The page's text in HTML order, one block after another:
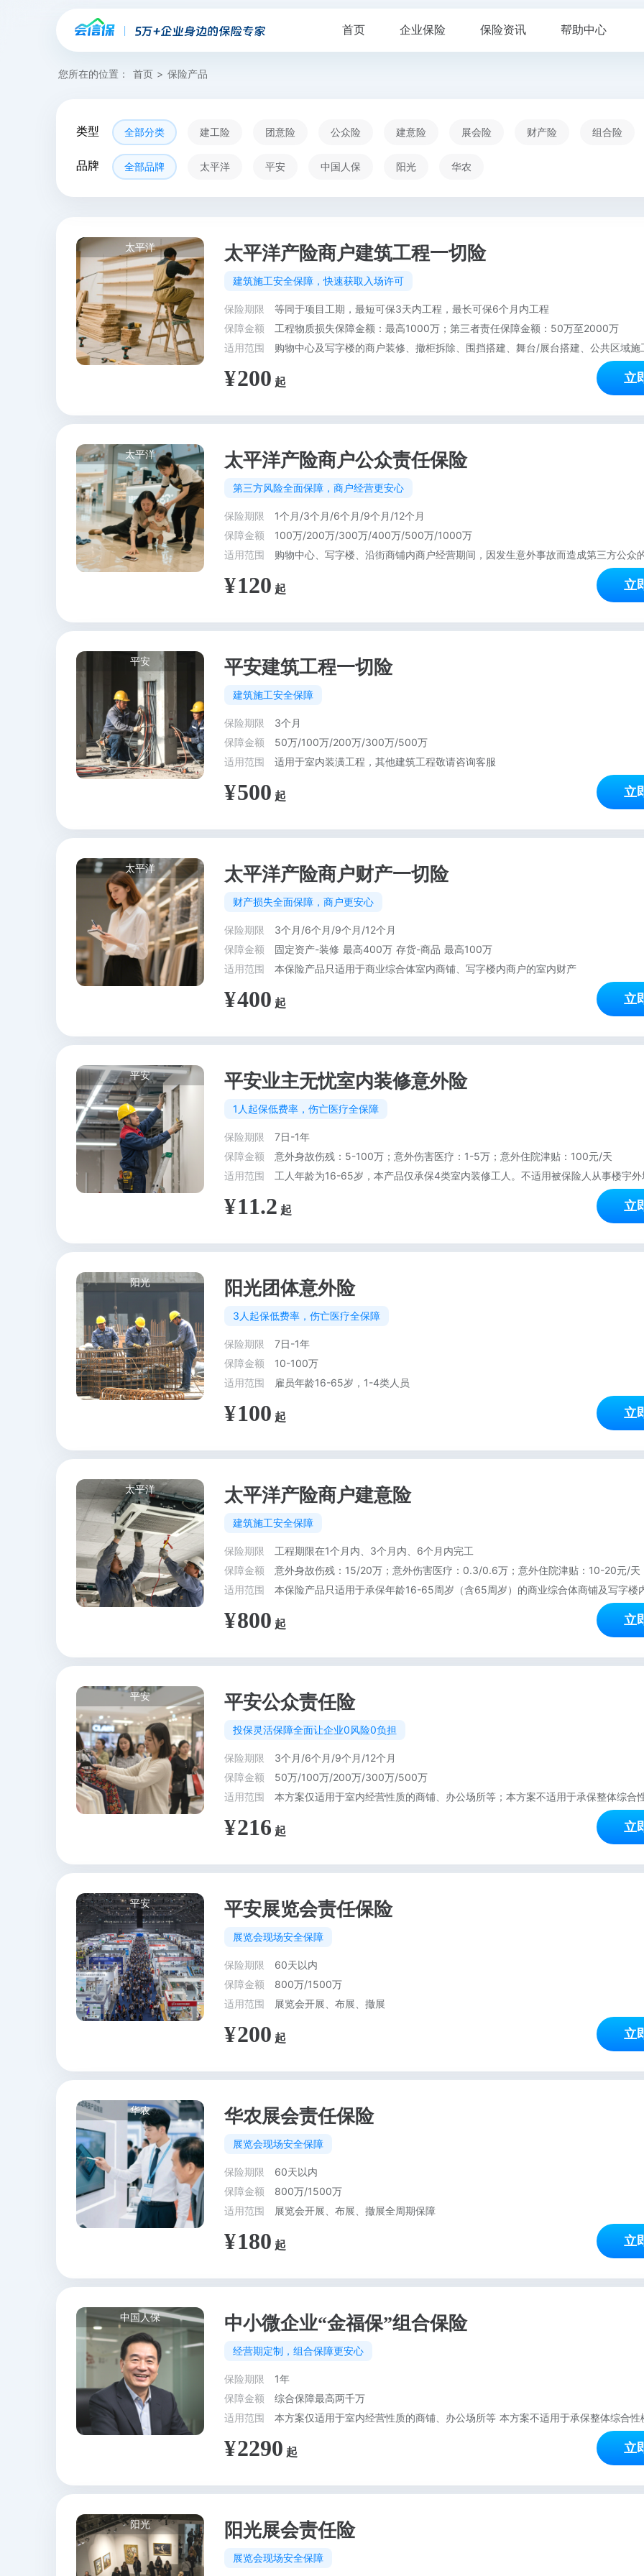
首页 企业保险 保险资讯 帮助中心
您所在的位置： 首页 > 保险产品
类型 全部分类 建工险 团意险 公众险 建意险 展会险 财产险 组合险
品牌 全部品牌 太平洋 平安 中国人保 阳光 华农
太平洋 太平洋产险商户建筑工程一切险
建筑施工安全保障，快速获取入场许可
保险期限
等同于项目工期，最短可保3天内工程，最长可保6个月内工程
保障金额
工程物质损失保障金额：最高1000万；第三者责任保障金额：50万至2000万
适用范围
200 立
太平洋 太平洋产险商户公众责任保险
第三方风险全面保障，商户经营更安心
保险期限
1个月/3个月/6个月/9个月/12个月
保障金额
100万/200万/300万/400万/500万/1000万
适用范围
120 立
平安 平安建筑工程一切险
建筑施工安全保障
保险期限
3个月
保障金额
50万/100万/200万/300万/500万
适用范围
适用于室内装潢工程，其他建筑工程敬请咨询客服
500 立
太平洋 太平洋产险商户财产一切险
财产损失全面保障，商户更安心
保险期限
3个月/6个月/9个月/12个月
保障金额
固定资产-装修 最高400万 存货-商品 最高100万
适用范围
本保险产品只适用于商业综合体室内商铺、写字楼内商户的室内财产
400 立
平安 平安业主无忧室内装修意外险
1人起保低费率，伤亡医疗全保障
保险期限
7日-1年
保障金额
意外身故伤残：5-100万；意外伤害医疗：1-5万；意外住院津贴：100元/天
适用范围
11.2 立
阳光 阳光团体意外险
3人起保低费率，伤亡医疗全保障
保险期限
7日-1年
保障金额
10-100万
适用范围
雇员年龄16-65岁，1-4类人员
100 立
太平洋 太平洋产险商户建意险
建筑施工安全保障
保险期限
工程期限在1个月内、3个月内、6个月内完工
保障金额
意外身故伤残：15/20万；意外伤害医疗：0.3/0.6万；意外住院津贴：10-20元/天
适用范围
800 立
平安 平安公众责任险
投保灵活保障全面让企业0风险0负担
保险期限
3个月/6个月/9个月/12个月
保障金额
50万/100万/200万/300万/500万
适用范围
216 立
平安 平安展览会责任保险
展览会现场安全保障
保险期限
60天以内
保障金额
800万/1500万
适用范围
展览会开展、布展、撤展
200 立
华农 华农展会责任保险
展览会现场安全保障
保险期限
60天以内
保障金额
800万/1500万
适用范围
展览会开展、布展、撤展全周期保障
180 立
中国人保 中小微企业“金福保”组合保险
经营期定制，组合保障更安心
保险期限
1年
保障金额
综合保障最高两千万
适用范围
2290 立
阳光 阳光展会责任险
展览会现场安全保障